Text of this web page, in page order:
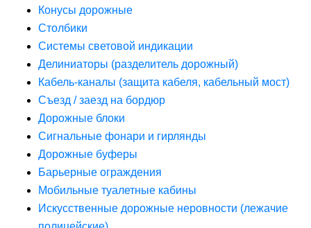
Конусы дорожные
Столбики
Системы световой индикации
Делиниаторы (разделитель дорожный)
Кабель-каналы (защита кабеля, кабельный мост)
Съезд / заезд на бордюр
Дорожные блоки
Сигнальные фонари и гирлянды
Дорожные буферы
Барьерные ограждения
Мобильные туалетные кабины
Искусственные дорожные неровности (лежачие